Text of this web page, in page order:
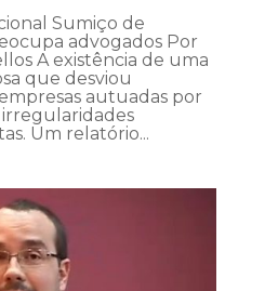
Sumiço de
advogados Por
A existência de uma
que desviou
autuadas por
Um relatório...